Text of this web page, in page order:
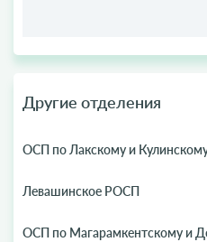
Другие отделения
ОСП по Лакскому и
Левашинское РОСП
ОСП по Магарамкентскому и